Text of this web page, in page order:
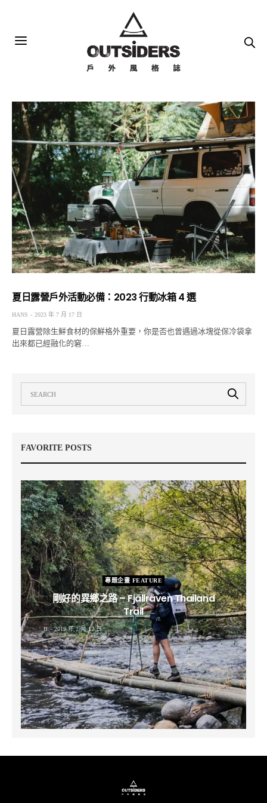
夏日露營戶外活動必備：2023 行動冰箱 4 選
HANS 2023 年 7 月 17 日
夏日露營除生鮮食材的保鮮格外重要，你是否也曾遇過冰塊從保冷袋拿
出來都已經融化的窘…
FAVORITE POSTS
專題企畫 FEATURE
剛好的異鄉之路 – Fjällräven Thailand
Trail
B 2019 年 2 月 12 日